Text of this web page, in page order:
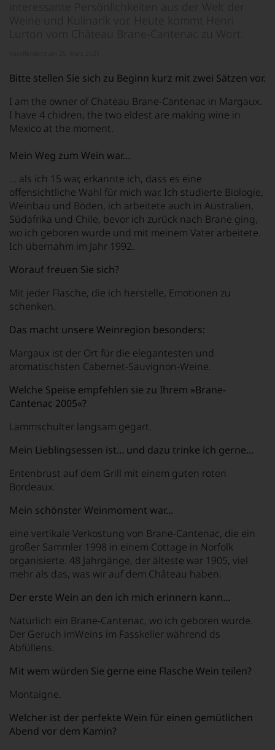
Bitte stellen Sie sich zu Beginn kurz mit zwei Sätzen vor.
I am the owner of Chateau Brane-Cantenac in Margaux.
I have 4 chidren, the two eldest are making wine in
Mexico at the moment.
Mein Weg zum Wein war…
... als ich 15 war, erkannte ich, dass es eine
offensichtliche Wahl für mich war. Ich studierte Biologie,
Weinbau und Böden, ich arbeitete auch in Australien,
Südafrika und Chile, bevor ich zurück nach Brane ging,
wo ich geboren wurde und mit meinem Vater arbeitete.
Ich übernahm im Jahr 1992.
Worauf freuen Sie sich?
Mit jeder Flasche, die ich herstelle, Emotionen zu
schenken.
Das macht unsere Weinregion besonders:
Margaux ist der Ort für die elegantesten und
aromatischsten Cabernet-Sauvignon-Weine.
Welche Speise empfehlen sie zu Ihrem »Brane-
Cantenac 2005«?
Lammschulter langsam gegart.
Mein Lieblingsessen ist... und dazu trinke ich gerne...
Entenbrust auf dem Grill mit einem guten roten
Bordeaux.
Mein schönster Weinmoment war...
eine vertikale Verkostung von Brane-Cantenac, die ein
großer Sammler 1998 in einem Cottage in Norfolk
organisierte. 48 Jahrgänge, der älteste war 1905, viel
mehr als das, was wir auf dem Château haben.
Der erste Wein an den ich mich erinnern kann...
Natürlich ein Brane-Cantenac, wo ich geboren wurde.
Der Geruch imWeins im Fasskeller während ds
Abfüllens.
Mit wem würden Sie gerne eine Flasche Wein teilen?
Montaigne.
Welcher ist der perfekte Wein für einen gemütlichen
Abend vor dem Kamin?